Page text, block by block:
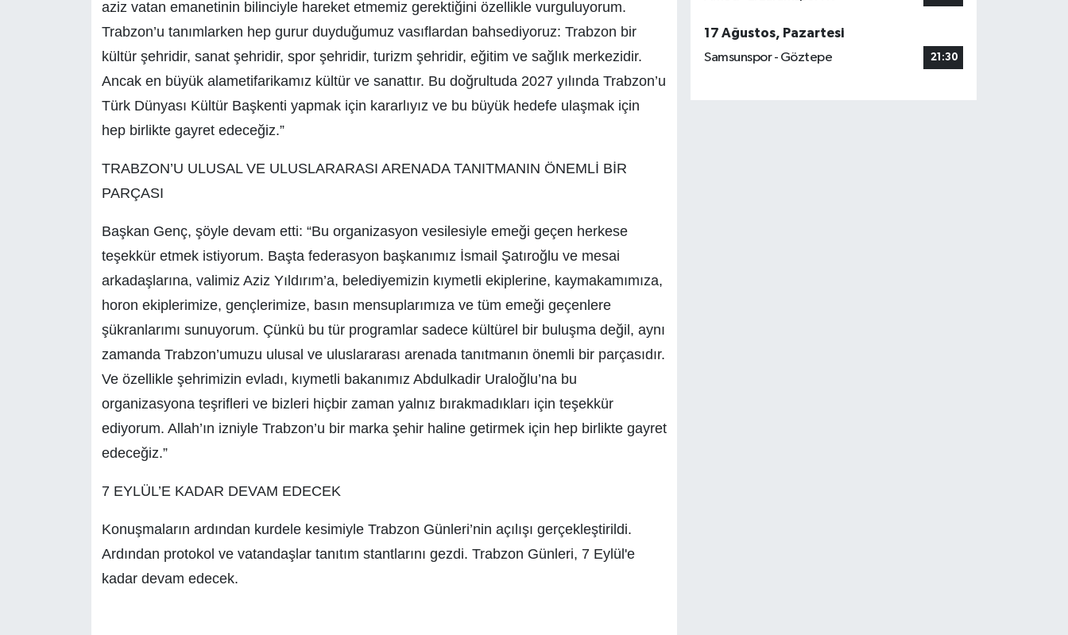
aziz vatan emanetinin bilinciyle hareket etmemiz gerektiğini özellikle vurguluyorum.
Trabzon’u tanımlarken hep gurur duyduğumuz vasıflardan bahsediyoruz: Trabzon bir
kültür şehridir, sanat şehridir, spor şehridir, turizm şehridir, eğitim ve sağlık merkezidir.
Ancak en büyük alametifarikamız kültür ve sanattır. Bu doğrultuda 2027 yılında Trabzon’u
Türk Dünyası Kültür Başkenti yapmak için kararlıyız ve bu büyük hedefe ulaşmak için
hep birlikte gayret edeceğiz.”
TRABZON’U ULUSAL VE ULUSLARARASI ARENADA TANITMANIN ÖNEMLİ BİR
PARÇASI
Başkan Genç, şöyle devam etti: “Bu organizasyon vesilesiyle emeği geçen herkese
teşekkür etmek istiyorum. Başta federasyon başkanımız İsmail Şatıroğlu ve mesai
arkadaşlarına, valimiz Aziz Yıldırım’a, belediyemizin kıymetli ekiplerine, kaymakamımıza,
horon ekiplerimize, gençlerimize, basın mensuplarımıza ve tüm emeği geçenlere
şükranlarımı sunuyorum. Çünkü bu tür programlar sadece kültürel bir buluşma değil, aynı
zamanda Trabzon’umuzu ulusal ve uluslararası arenada tanıtmanın önemli bir parçasıdır.
Ve özellikle şehrimizin evladı, kıymetli bakanımız Abdulkadir Uraloğlu’na bu
organizasyona teşrifleri ve bizleri hiçbir zaman yalnız bırakmadıkları için teşekkür
ediyorum. Allah’ın izniyle Trabzon’u bir marka şehir haline getirmek için hep birlikte gayret
edeceğiz.”
7 EYLÜL’E KADAR DEVAM EDECEK
Konuşmaların ardından kurdele kesimiyle Trabzon Günleri’nin açılışı gerçekleştirildi.
Ardından protokol ve vatandaşlar tanıtım stantlarını gezdi. Trabzon Günleri, 7 Eylül'e
kadar devam edecek.
17 Ağustos, Pazartesi
Samsunspor - Göztepe
21:30